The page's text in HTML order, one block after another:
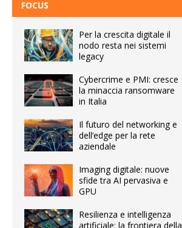
FOCUS
Per la crescita digitale il
nodo resta nei sistemi
legacy
Cybercrime e PMI: cresce
la minaccia ransomware
in Italia
Il futuro del networking e
dell’edge per la rete
aziendale
Imaging digitale: nuove
sfide tra AI pervasiva e
GPU
Resilienza e intelligenza
artificiale: la frontiera della